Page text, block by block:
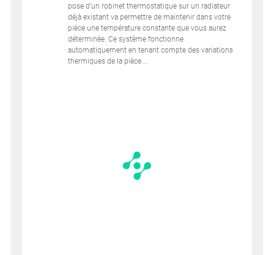
pose d'un robinet thermostatique sur un radiateur
déjà existant va permettre de maintenir dans votre
pièce une température constante que vous aurez
déterminée. Ce système fonctionne
automatiquement en tenant compte des variations
thermiques de la pièce....